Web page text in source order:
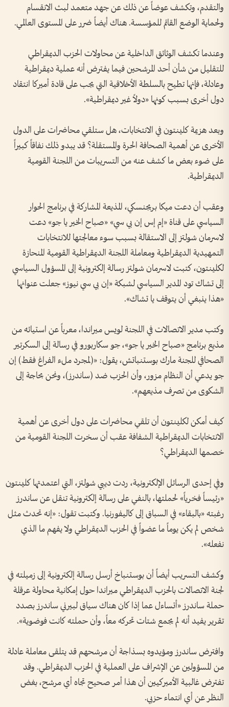
والتقدم، وتكشف عوضاً عن ذلك عن جهد متعمد لبث الانقسام
ولحماية الوضع القائم للمؤسسة. هناك أيضاً ضرر على المستوى العالمي.
وعندما تكشف الوثائق الداخلية عن محاولات الحزب الديمقراطي
للتقليل من شأن أحد المرشحين فيما يفترض أنه عملية ديمقراطية
وعادلة، فإنها تطيح بالسلطة الأخلاقية التي يجب على قادة أميركا انتقاد
دول أخرى بسبب كونها «دولاً غير ديمقراطية».
وبعد هزيمة كلينتون في الانتخابات، هل ستلقي محاضرات على الدول
الأخرى عن أهمية الصحافة الحرة والمستقلة؟ قد يبدو ذلك نفاقاً كبيراً
على ضوء بعض ما كشف عنه من التسريبات من اللجنة القومية
الديمقراطية.
وعقب أن دعت ميكا بريجنسكي، المذيعة المشاركة في برنامج الحوار
السياسي على قناة «إم إس إن بي سي» «صباح الخير يا جو» دعت
لاسرمان شولتز إلى الاستقالة بسبب سوء معالجتها للانتخابات
التمهيدية الديمقراطية ومعاملة اللجنة الديمقراطية القومية المنحازة
لكلينتون، كتبت لاسرمان شولتز رسالة إلكترونية إلى المسؤول السياسي
إلى تشاك تود المدير السياسي لشبكة «إن بي سي نيوز» جعلت عنوانها
«هذا ينبغي أن يتوقف يا تشاك».
وكتب مدير الاتصالات في اللجنة لويس ميراندا، معرباً عن استيائه من
مذيع برنامج «صباح الخير يا جو»، جو سكاربورو في رسالة إلى السكرتير
الصحافي للجنة مارك بوستنباتش، يقول: «(لمجرد ملء الفراغ فقط) إن
جو يدعي أن النظام مزور، وأن الحزب ضد (ساندرز)، ونحن بحاجة إلى
الشكوى من تصرف مذيعهم».
كيف أمكن لكلينتون أن تلقي محاضرات على دول أخرى عن أهمية
الانتخابات الديمقراطية الشفافة عقب أن سخرت اللجنة القومية من
خصمها الديمقراطي؟
وفي إحدى الرسائل الإلكترونية، ردت ديبي شولتز، التي اعتمدتها كلينتون
«رئيساً فخرياً» لحملتها، بالنفي على رسالة إلكترونية تنقل عن ساندرز
رغبته «بالبقاء» في السباق إلى كاليفورنيا. وكتبت تقول: «إنه تحدث مثل
شخص لم يكن يوماً ما عضواً في الحزب الديمقراطي ولا يفهم ما الذي
نفعله».
وكشف التسريب أيضاً أن بوستنباخ أرسل رسالة إلكترونية إلى زميلته في
لجنة الاتصالات بالحزب الديمقراطي ميراندا حول إمكانية محاولة عرقلة
حملة ساندرز «أتساءل عما إذا كان هناك سياق لبيرني ساندرز بصدد
تقرير يفيد أنه لم يجمع شتات تحركه معاً، وأن حملته كانت فوضوية».
وافترض ساندرز ومؤيدوه بسذاجة أن مرشحهم قد يتلقى معاملة عادلة
من المسؤولين عن الإشراف على العملية في الحزب الديمقراطي. وقد
تفترض غالبية الأميركيين أن هذا أمر صحيح تجاه أي مرشح، بغض
النظر عن أي انتماء حزبي.